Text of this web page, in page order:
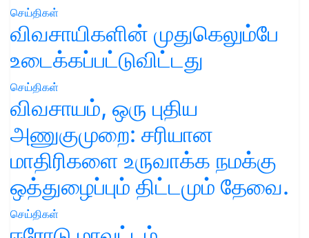
செய்திகள்
விவசாயிகளின் முதுகெலும்பே
உடைக்கப்பட்டுவிட்டது
செய்திகள்
விவசாயம், ஒரு புதிய
அணுகுமுறை: சரியான
மாதிரிகளை உருவாக்க நமக்கு
ஒத்துழைப்பும் திட்டமும் தேவை.
செய்திகள்